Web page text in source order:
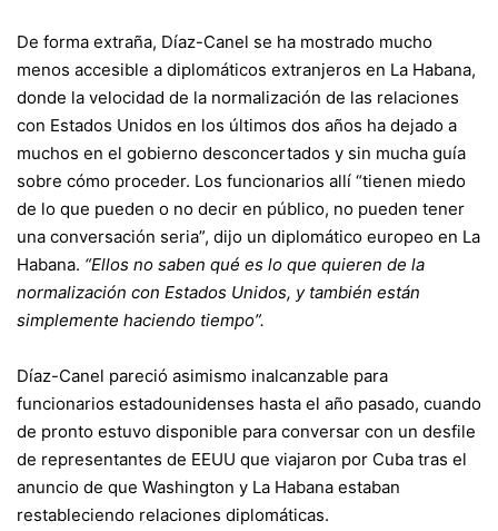
De forma extraña, Díaz-Canel se ha mostrado mucho
menos accesible a diplomáticos extranjeros en La Habana,
donde la velocidad de la normalización de las relaciones
con Estados Unidos en los últimos dos años ha dejado a
muchos en el gobierno desconcertados y sin mucha guía
sobre cómo proceder. Los funcionarios allí “tienen miedo
de lo que pueden o no decir en público, no pueden tener
una conversación seria”, dijo un diplomático europeo en La
Habana. “Ellos no saben qué es lo que quieren de la
normalización con Estados Unidos, y también están
simplemente haciendo tiempo”.
Díaz-Canel pareció asimismo inalcanzable para
funcionarios estadounidenses hasta el año pasado, cuando
de pronto estuvo disponible para conversar con un desfile
de representantes de EEUU que viajaron por Cuba tras el
anuncio de que Washington y La Habana estaban
restableciendo relaciones diplomáticas.